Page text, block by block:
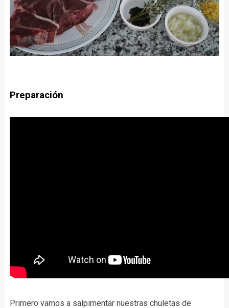
Preparación
Primero vamos a salpimentar nuestras chuletas de